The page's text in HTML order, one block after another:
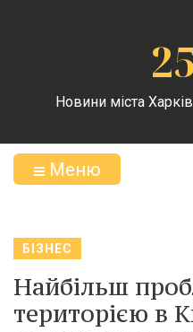
25
Новини міста
Меню
БІЗНЕС
Найбільш
територією в